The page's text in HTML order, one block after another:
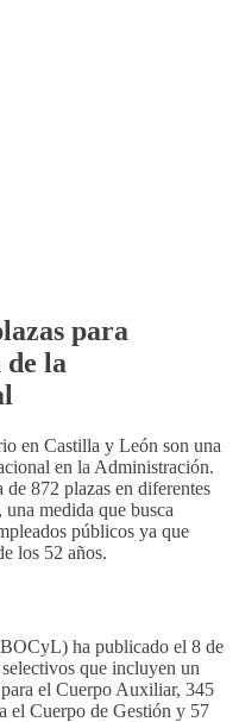
para
la
en Castilla y León son una
en la Administración.
872 plazas en diferentes
medida que busca
públicos ya que
los 52 años.
ha publicado el 8 de
que incluyen un
el Cuerpo Auxiliar, 345
el Cuerpo de Gestión y 57